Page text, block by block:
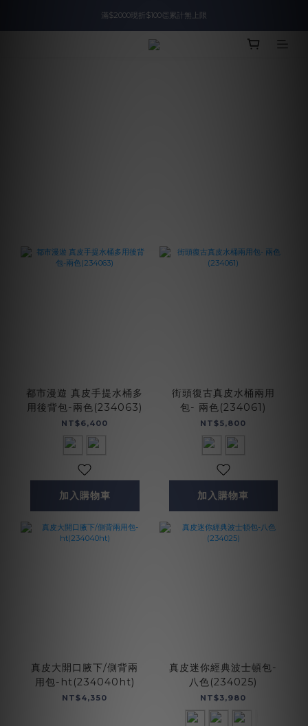
入會即領$888購物金🙌
滿$2000現折$100👏累計無上限
入會即領$888購物金🙌
都市漫遊 真皮手提水桶多
用後背包-兩色(234063)
NT$6,400
加入購物車
街頭復古真皮水桶兩用
包- 兩色(234061)
NT$5,800
加入購物車
真皮大開口腋下/側背兩
用包-ht(234040ht)
NT$4,350
真皮迷你經典波士頓包-
八色(234025)
NT$3,980